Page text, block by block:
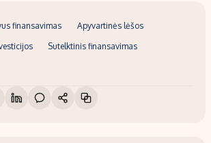
finansavimas Apyvartinės lėšos
Sutelktinis finansavimas